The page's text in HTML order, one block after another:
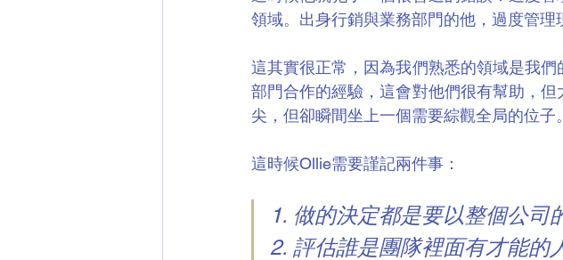
領域。出身行銷與業務部門的他，過度管理
這其實很正常，因為我們熟悉的領域是我
部門合作的經驗，這會對他們很有幫助，
尖，但卻瞬間坐上一個需要綜觀全局的位子。
這時候Ollie需要謹記兩件事：
1. 做的決定都是要以整個公司
2. 評估誰是團隊裡面有才能的